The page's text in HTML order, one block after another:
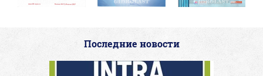
Последние новости